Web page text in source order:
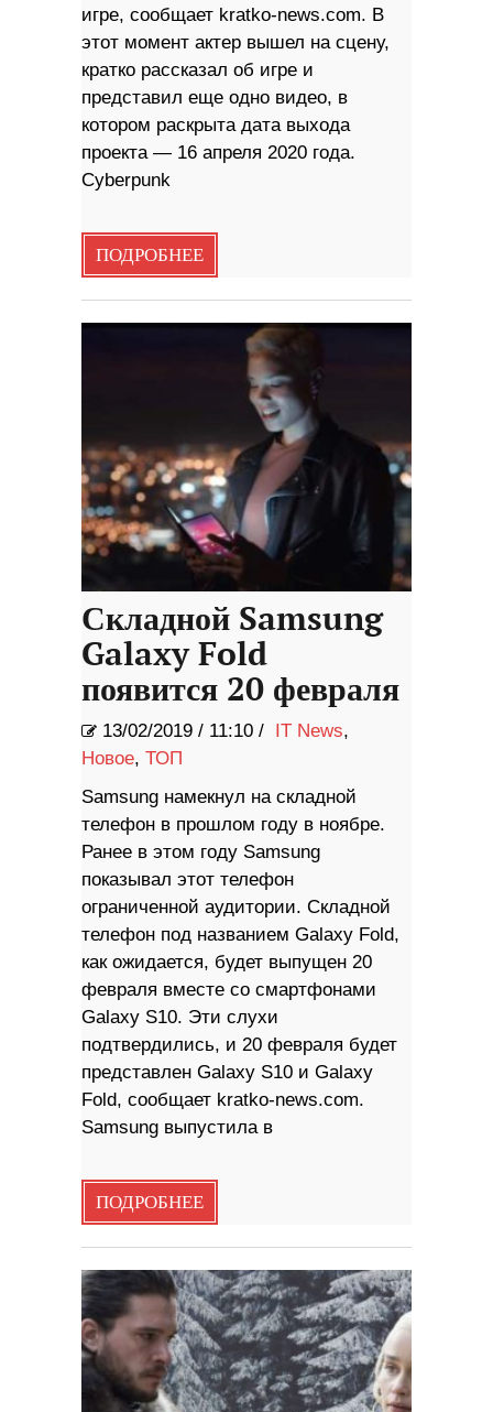
игре, сообщает kratko-news.com. В
этот момент актер вышел на сцену,
кратко рассказал об игре и
представил еще одно видео, в
котором раскрыта дата выхода
проекта — 16 апреля 2020 года.
Cyberpunk
ПОДРОБНЕЕ
Складной Samsung
Galaxy Fold
появится 20 февраля
13/02/2019 / 11:10 / IT News,
Новое, ТОП
Samsung намекнул на складной
телефон в прошлом году в ноябре.
Ранее в этом году Samsung
показывал этот телефон
ограниченной аудитории. Складной
телефон под названием Galaxy Fold,
как ожидается, будет выпущен 20
февраля вместе со смартфонами
Galaxy S10. Эти слухи
подтвердились, и 20 февраля будет
представлен Galaxy S10 и Galaxy
Fold, сообщает kratko-news.com.
Samsung выпустила в
ПОДРОБНЕЕ